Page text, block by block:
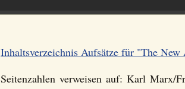
Inhaltsverzeichnis Aufsätze für "The
Seitenzahlen verweisen auf: Karl